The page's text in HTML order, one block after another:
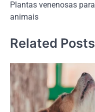
de
Plantas venenosas para
animais
Related Posts